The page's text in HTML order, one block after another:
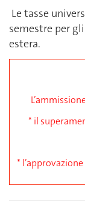
Le tasse
semestre per
estera.
* il
*